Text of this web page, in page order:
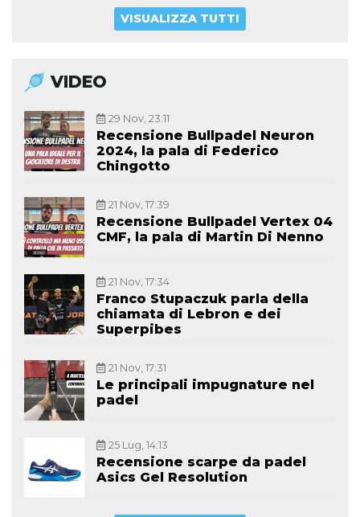
VISUALIZZA TUTTI
VIDEO
29 Nov, 23:11
Recensione Bullpadel Neuron
2024, la pala di Federico
Chingotto
21 Nov, 17:39
Recensione Bullpadel Vertex 04
CMF, la pala di Martin Di Nenno
21 Nov, 17:34
Franco Stupaczuk parla della
chiamata di Lebron e dei
Superpibes
21 Nov, 17:31
Le principali impugnature nel
padel
25 Lug, 14:13
Recensione scarpe da padel
Asics Gel Resolution